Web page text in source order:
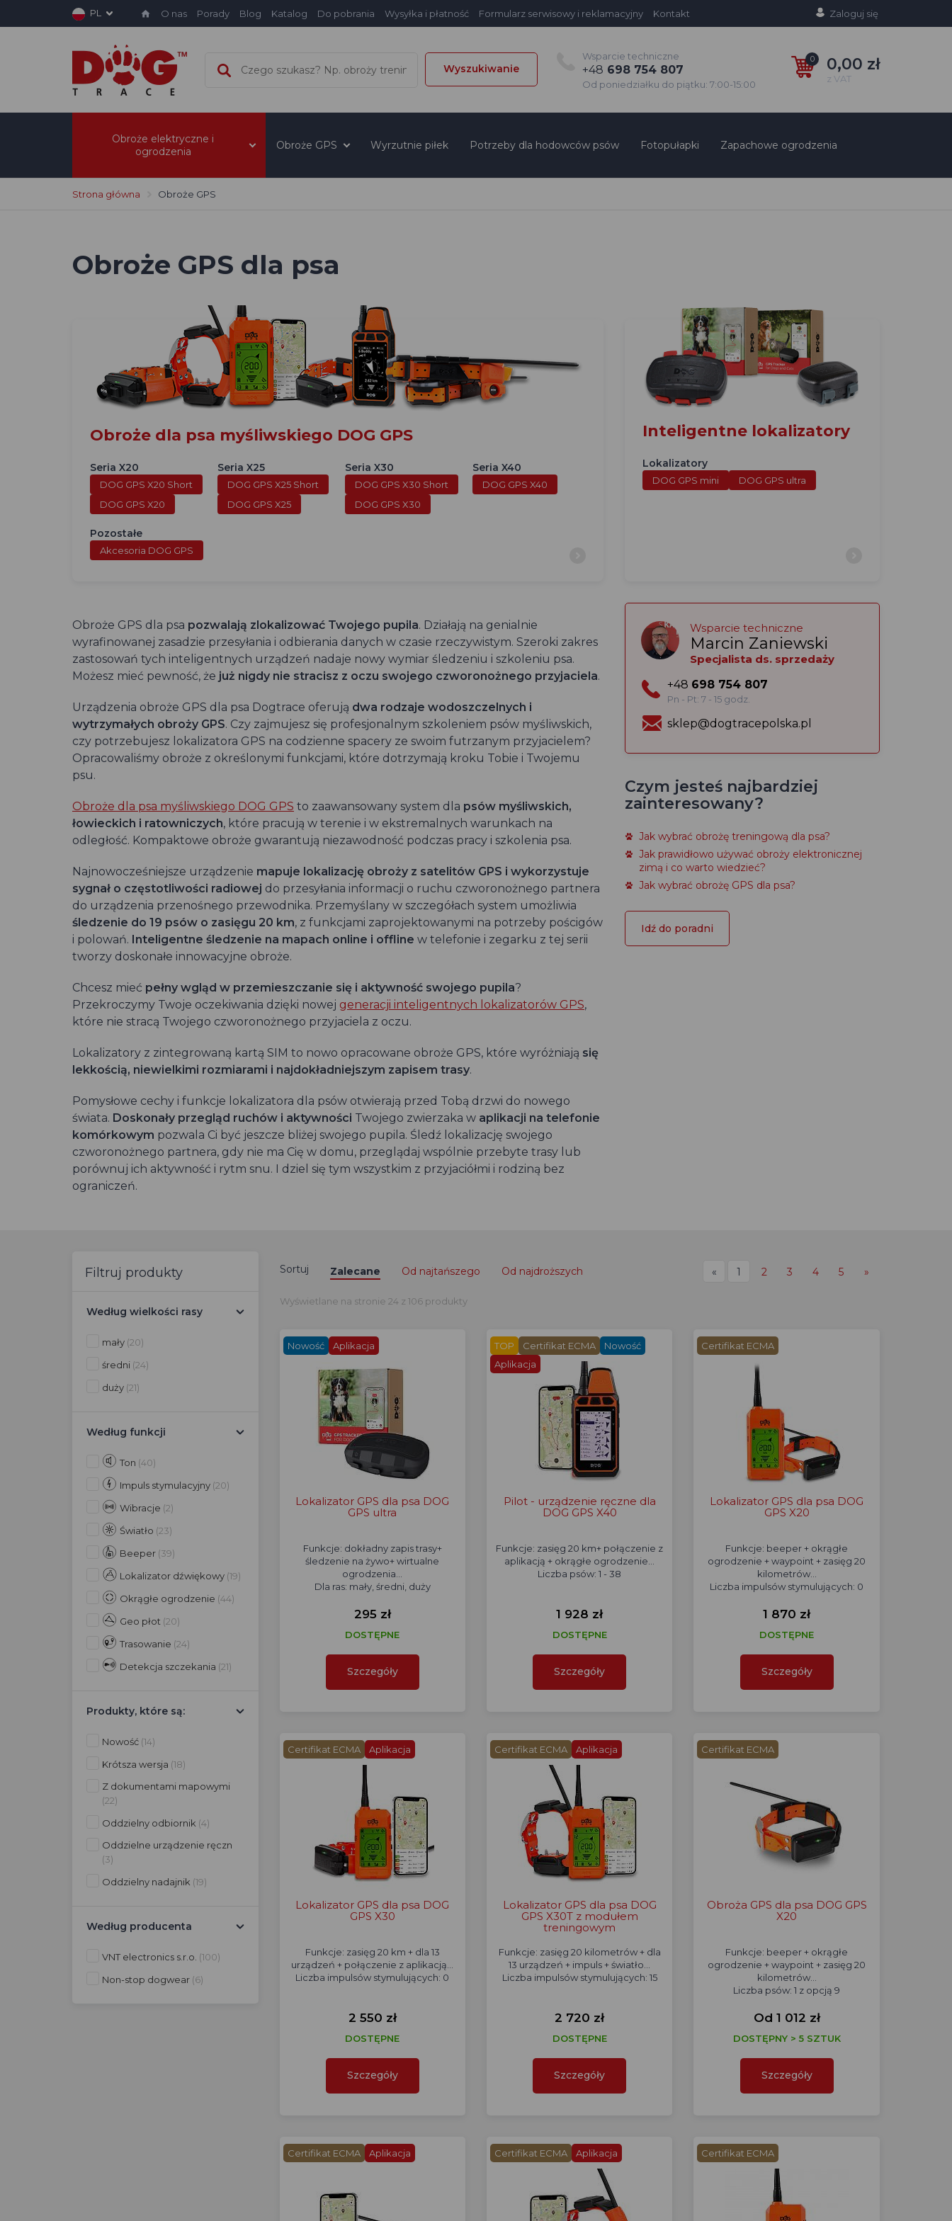
PL O nas Porady Blog Katalog Do pobrania Wysyłka i płatność Formularz serwisowy i reklamacyjny Kontakt Zaloguj się
Wyszukiwanie
Wsparcie techniczne
+48 698 754 807
Od poniedziałku do piątku: 7:00-15:00
0 0,00 zł
z VAT
Obroże elektryczne i
ogrodzenia
Obroże GPS Wyrzutnie piłek Potrzeby dla hodowców psów Fotopułapki Zapachowe ogrodzenia
Strona główna Obroże GPS
Obroże GPS dla psa
Obroże dla psa myśliwskiego DOG GPS
Seria X20
DOG GPS X20 Short
DOG GPS X20
Seria X25
DOG GPS X25 Short
DOG GPS X25
Seria X30
DOG GPS X30 Short
DOG GPS X30
Seria X40
DOG GPS X40
Pozostałe
Akcesoria DOG GPS
Inteligentne lokalizatory
Lokalizatory
DOG GPS mini DOG GPS ultra
Obroże GPS dla psa pozwalają zlokalizować Twojego pupila. Działają na genialnie
wyrafinowanej zasadzie przesyłania i odbierania danych w czasie rzeczywistym. Szeroki zakres
zastosowań tych inteligentnych urządzeń nadaje nowy wymiar śledzeniu i szkoleniu psa.
Możesz mieć pewność, że już nigdy nie stracisz z oczu swojego czworonożnego przyjaciela.
Urządzenia obroże GPS dla psa Dogtrace oferują dwa rodzaje wodoszczelnych i
wytrzymałych obroży GPS. Czy zajmujesz się profesjonalnym szkoleniem psów myśliwskich,
czy potrzebujesz lokalizatora GPS na codzienne spacery ze swoim futrzanym przyjacielem?
Opracowaliśmy obroże z określonymi funkcjami, które dotrzymają kroku Tobie i Twojemu
psu.
Obroże dla psa myśliwskiego DOG GPS to zaawansowany system dla psów myśliwskich,
łowieckich i ratowniczych, które pracują w terenie i w ekstremalnych warunkach na
odległość. Kompaktowe obroże gwarantują niezawodność podczas pracy i szkolenia psa.
Najnowocześniejsze urządzenie mapuje lokalizację obroży z satelitów GPS i wykorzystuje
sygnał o częstotliwości radiowej do przesyłania informacji o ruchu czworonożnego partnera
do urządzenia przenośnego przewodnika. Przemyślany w szczegółach system umożliwia
śledzenie do 19 psów o zasięgu 20 km, z funkcjami zaprojektowanymi na potrzeby pościgów
i polowań. Inteligentne śledzenie na mapach online i offline w telefonie i zegarku z tej serii
tworzy doskonałe innowacyjne obroże.
Chcesz mieć pełny wgląd w przemieszczanie się i aktywność swojego pupila?
Przekroczymy Twoje oczekiwania dzięki nowej generacji inteligentnych lokalizatorów GPS,
które nie stracą Twojego czworonożnego przyjaciela z oczu.
Lokalizatory z zintegrowaną kartą SIM to nowo opracowane obroże GPS, które wyróżniają się
lekkością, niewielkimi rozmiarami i najdokładniejszym zapisem trasy.
Pomysłowe cechy i funkcje lokalizatora dla psów otwierają przed Tobą drzwi do nowego
świata. Doskonały przegląd ruchów i aktywności Twojego zwierzaka w aplikacji na telefonie
komórkowym pozwala Ci być jeszcze bliżej swojego pupila. Śledź lokalizację swojego
czworonożnego partnera, gdy nie ma Cię w domu, przeglądaj wspólnie przebyte trasy lub
porównuj ich aktywność i rytm snu. I dziel się tym wszystkim z przyjaciółmi i rodziną bez
ograniczeń.
Wsparcie techniczne
Marcin Zaniewski
Specjalista ds. sprzedaży
+48 698 754 807
Pn - Pt: 7 - 15 godz.
sklep@dogtracepolska.pl
Czym jesteś najbardziej
zainteresowany?
Jak wybrać obrożę treningową dla psa?
Jak prawidłowo używać obroży elektronicznej
zimą i co warto wiedzieć?
Jak wybrać obrożę GPS dla psa?
Idź do poradni
Filtruj produkty
Według wielkości rasy
mały (20)
średni (24)
duży (21)
Według funkcji
Ton (40)
Impuls stymulacyjny (20)
Wibracje (2)
Światło (23)
Beeper (39)
Lokalizator dźwiękowy (19)
Okrągłe ogrodzenie (44)
Geo płot (20)
Trasowanie (24)
Detekcja szczekania (21)
Produkty, które są:
Nowość (14)
Krótsza wersja (18)
Z dokumentami mapowymi
(22)
Oddzielny odbiornik (4)
Oddzielne urządzenie ręczn
(3)
Oddzielny nadajnik (19)
Według producenta
VNT electronics s.r.o. (100)
Non-stop dogwear (6)
Sortuj Zalecane Od najtańszego Od najdroższych « 1 2 3 4 5 »
Wyświetlane na stronie 24 z 106 produkty
Nowość Aplikacja
Lokalizator GPS dla psa DOG
GPS ultra
Funkcje: dokładny zapis trasy+
śledzenie na żywo+ wirtualne
ogrodzenia...
Dla ras: mały, średni, duży
295 zł
DOSTĘPNE
Szczegóły
TOP Certifikat ECMA
Nowość
Aplikacja
Pilot - urządzenie ręczne dla
DOG GPS X40
Funkcje: zasięg 20 km+ połączenie z
aplikacją + okrągłe ogrodzenie...
Liczba psów: 1 - 38
1 928 zł
DOSTĘPNE
Szczegóły
Certifikat ECMA
Lokalizator GPS dla psa DOG
GPS X20
Funkcje: beeper + okrągłe
ogrodzenie + waypoint + zasięg 20
kilometrów...
Liczba impulsów stymulujących: 0
1 870 zł
DOSTĘPNE
Szczegóły
Certifikat ECMA Aplikacja
Lokalizator GPS dla psa DOG
GPS X30
Funkcje: zasięg 20 km + dla 13
urządzeń + połączenie z aplikacją...
Liczba impulsów stymulujących: 0
2 550 zł
DOSTĘPNE
Szczegóły
Certifikat ECMA Aplikacja
Lokalizator GPS dla psa DOG
GPS X30T z modułem
treningowym
Funkcje: zasięg 20 kilometrów + dla
13 urządzeń + impuls + światło...
Liczba impulsów stymulujących: 15
2 720 zł
DOSTĘPNE
Szczegóły
Certifikat ECMA
Obroża GPS dla psa DOG GPS
X20
Funkcje: beeper + okrągłe
ogrodzenie + waypoint + zasięg 20
kilometrów...
Liczba psów: 1 z opcją 9
Od 1 012 zł
DOSTĘPNY > 5 SZTUK
Szczegóły
Certifikat ECMA Aplikacja Certifikat ECMA Aplikacja Certifikat ECMA